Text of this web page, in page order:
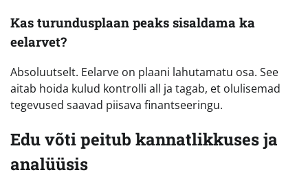
Kas turundusplaan peaks sisaldama ka
eelarvet?
Absoluutselt. Eelarve on plaani lahutamatu osa. See
aitab hoida kulud kontrolli all ja tagab, et olulisemad
tegevused saavad piisava finantseeringu.
Edu võti peitub kannatlikkuses ja
analüüsis